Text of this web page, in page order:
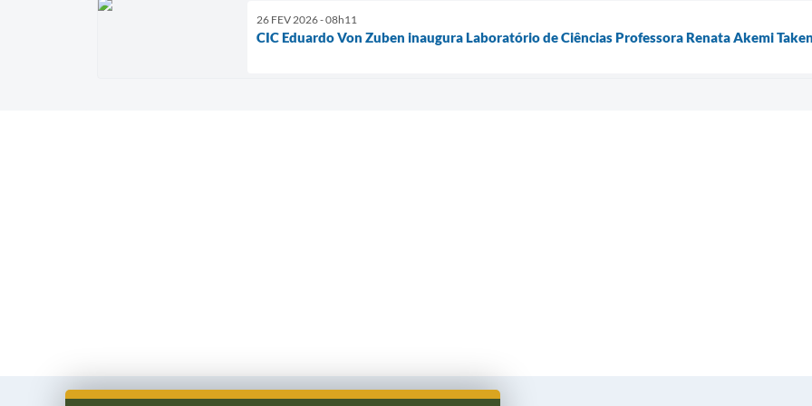
26 FEV 2026 - 08h11
CIC Eduardo Von Zuben inaugura Laboratório de Ciências Professora Renata Akemi